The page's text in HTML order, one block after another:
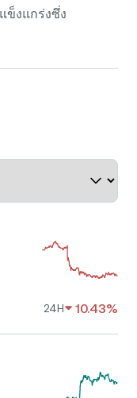
ข็งแกร่งซึ่ง
24H 10.43%